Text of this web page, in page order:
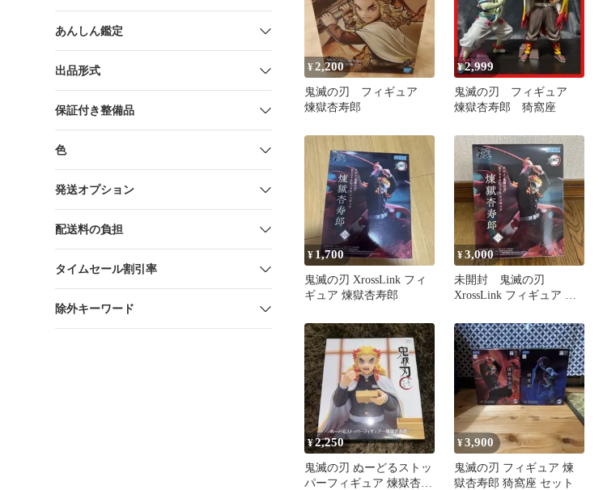
あんしん鑑定
出品形式
保証付き整備品
色
発送オプション
配送料の負担
タイムセール割引率
除外キーワード
¥2,200
鬼滅の刃 フィギュア
煉獄杏寿郎
¥2,999
鬼滅の刃 フィギュア
煉獄杏寿郎 猗窩座
¥ 1,700
鬼滅の刃 XrossLink フィ
ギュア 煉獄杏寿郎
¥3,000
未開封 鬼滅の刃
XrossLink フィギュア 煉
¥2,250
鬼滅の刃 ぬーどるストッ
パーフィギュア 煉獄杏寿
¥3,900
鬼滅の刃 フィギュア 煉
獄杏寿郎 猗窩座 セット